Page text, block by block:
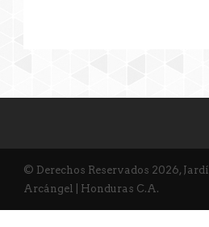
© Derechos Reservados 2026,
Arcángel | Honduras C.A.